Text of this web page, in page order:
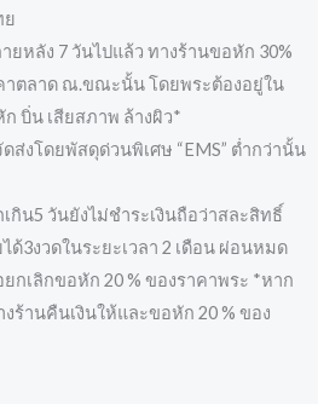
ย
หลัง 7 วันไปแล้ว ทางร้านขอหัก 30%
ตลาด ณ.ขณะนั้น โดยพระต้องอยู่ใน
บิ่น เสียสภาพ ล้างผิว*
ส่งโดยพัสดุด่วนพิเศษ “EMS” ต่ำกว่านั้น
กิน5 วันยังไม่ชำระเงินถือว่าสละสิทธิ์
3งวดในระยะเวลา 2 เดือน ผ่อนหมด
กเลิกขอหัก 20 % ของราคาพระ *หาก
งร้านคืนเงินให้และขอหัก 20 % ของ